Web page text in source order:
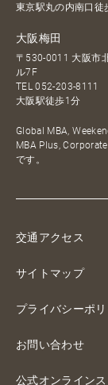
東京駅丸の内南口徒
大阪梅田
〒530-0011 大阪市
ル7F
TEL052-203-8111
大阪駅徒歩1分
Global MBA,
MBA Plus,
です。
交通アクセス
サイトマップ
プライバシーポ
お問い合わせ
公式オンライン